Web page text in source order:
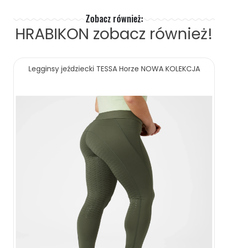
Zobacz również:
HRABIKON zobacz również!
Legginsy jeździecki TESSA Horze NOWA KOLEKCJA